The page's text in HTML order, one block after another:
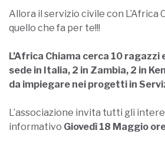
Allora il servizio civile con L’Africa
quello che fa per te!!!
L’Africa Chiama cerca 10
sede in Italia, 2 in Zambia, 2 in
da impiegare nei progetti in
L’associazione invita tutti gli
informativo Giovedì 18 Maggio